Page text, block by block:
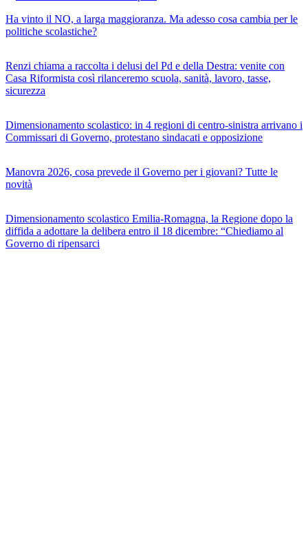
Ha vinto il NO, a larga maggioranza. Ma adesso cosa cambia per le
politiche scolastiche?
Renzi chiama a raccolta i delusi del Pd e della Destra: venite con
Casa Riformista così rilanceremo scuola, sanità, lavoro, tasse,
sicurezza
Dimensionamento scolastico: in 4 regioni di centro-sinistra arrivano i
Commissari di Governo, protestano sindacati e opposizione
Manovra 2026, cosa prevede il Governo per i giovani? Tutte le
novità
Dimensionamento scolastico Emilia-Romagna, la Regione dopo la
diffida a adottare la delibera entro il 18 dicembre: “Chiediamo al
Governo di ripensarci